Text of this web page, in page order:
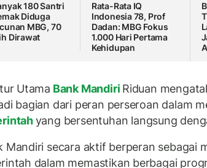
180 Santri
Diduga
MBG, 70
Dirawat
Rata-Rata IQ
Indonesia 78, Prof
Dadan: MBG Fokus
1.000 Hari Pertama
Kehidupan
Utama Bank Mandiri Riduan
bagian dari peran perseroan dalam
yang bersentuhan langsung
Mandiri secara aktif berperan sebagai
dalam memastikan berbagai